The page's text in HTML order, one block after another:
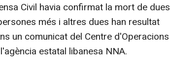
Civil havia confirmat la mort de dues
més i altres dues han resultat
un comunicat del Centre d'Operacions
estatal libanesa NNA.